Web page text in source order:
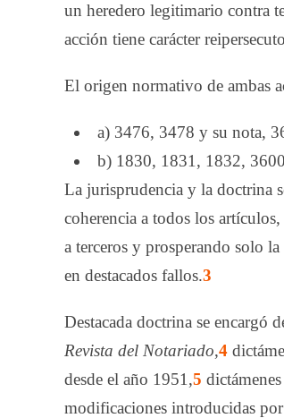
un heredero legitimario contra
acción tiene carácter
El origen normativo de ambas
a) 3476, 3478 y su nota,
b) 1830, 1831, 1832,
La jurisprudencia y la doctrina
coherencia a todos los
a terceros y prosperando solo
en destacados fallos.3
Destacada doctrina se encargó
Revista del Notariado,4
desde el año 1951,5
modificaciones introducidas